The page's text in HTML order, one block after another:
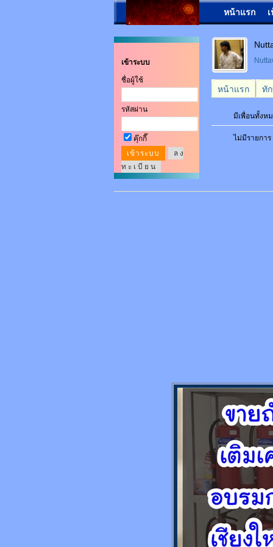
หน้าแรก
เข้าระบบ
ชื่อผู้ใช้
รหัสผ่าน
คุ๊กกี๊
ล ง
ท ะ เ บี ย น
หน้าแรก ทั
มีเพื่อนทั้งห
ไม่มีรายการ